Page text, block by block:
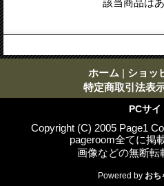
ホーム | ショッ
特定商取引法表
PCサイ
Copyright (C) 2005 Page1
pageroom全てに掲
画像などの無断転
Powered by おち